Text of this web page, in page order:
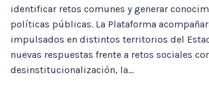
identificar retos comunes y generar
políticas públicas. La Plataforma
impulsados en distintos territorios del
nuevas respuestas frente a retos sociales
desinstitucionalización, la...